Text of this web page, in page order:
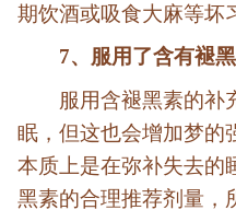
期饮酒或吸食大麻等坏
7、服用了含有褪
服用含褪黑素的补
眠，但这也会增加梦的
本质上是在弥补失去的
黑素的合理推荐剂量，